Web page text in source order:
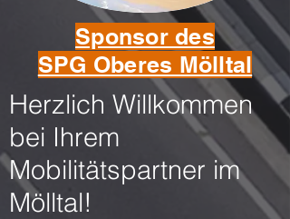
Sponsor des
SPG Oberes Mölltal
Herzlich Willkommen
bei Ihrem
Mobilitätspartner im
Mölltal!